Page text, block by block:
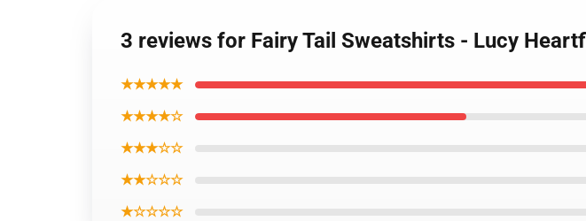
3 reviews for Fairy Tail Sweatshirts - Lucy
★★★★★
★★★★☆
★★★☆☆
★★☆☆☆
★☆☆☆☆